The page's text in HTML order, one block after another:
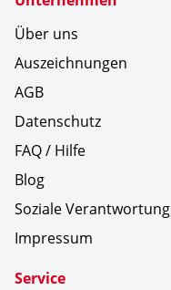
Über uns
Auszeichnungen
AGB
Datenschutz
FAQ / Hilfe
Blog
Soziale Verantwortung
Impressum
Service